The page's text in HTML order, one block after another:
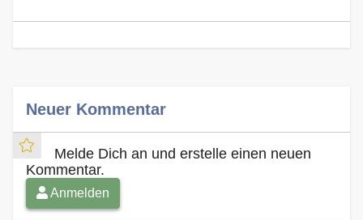
Neuer Kommentar
Melde Dich an und erstelle einen neuen
Kommentar.
Anmelden